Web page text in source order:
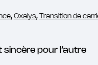
, Oxalys, Transition de
sincère pour l’autre